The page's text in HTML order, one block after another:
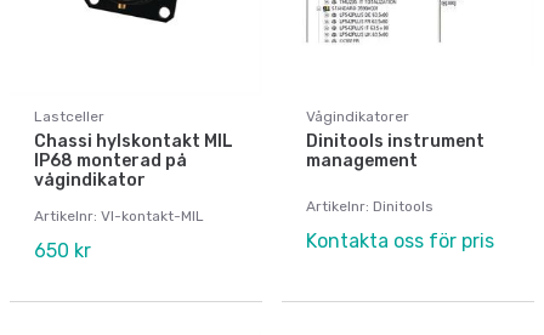
Lastceller
Chassi hylskontakt MIL
IP68 monterad på
vågindikator
Artikelnr: VI-kontakt-MIL
650 kr
Vågindikatorer
Dinitools instrument
management
Artikelnr: Dinitools
Kontakta oss för pris